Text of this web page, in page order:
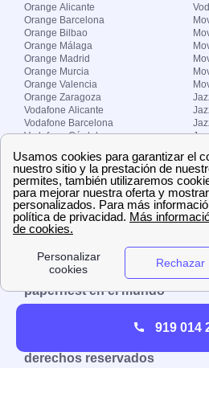
Orange Alicante
Orange Barcelona
Orange Bilbao
Orange Málaga
Orange Madrid
Orange Murcia
Orange Valencia
Orange Zaragoza
Vodafone Alicante
Vodafone Barcelona
Vodafone Córdoba
Vodafone Madrid
Vodafone Murcia
Vodafone Valencia
Sobre Zona-internet.com
¿Quiénes somos?
El grupo papernest
Aviso legal
papernest en el mundo
derechos reservados
919 014